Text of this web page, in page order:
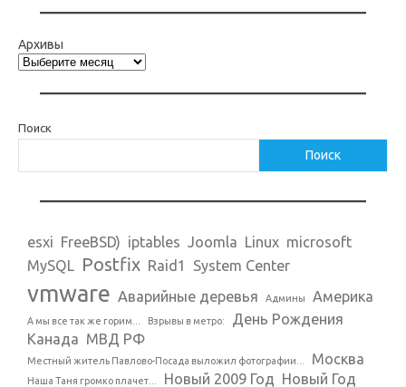
Архивы
Поиск
Поиск
esxi FreeBSD) iptables Joomla Linux microsoft
MySQL Postfix Raid1 System Center
vmware Аварийные деревья Админы Америка
А мы все так же горим... Взрывы в метро:
День Рождения
Канада МВД РФ
Местный житель Павлово-Посада выложил фотографии... Москва
Наша Таня громко плачет... Новый 2009 Год Новый Год